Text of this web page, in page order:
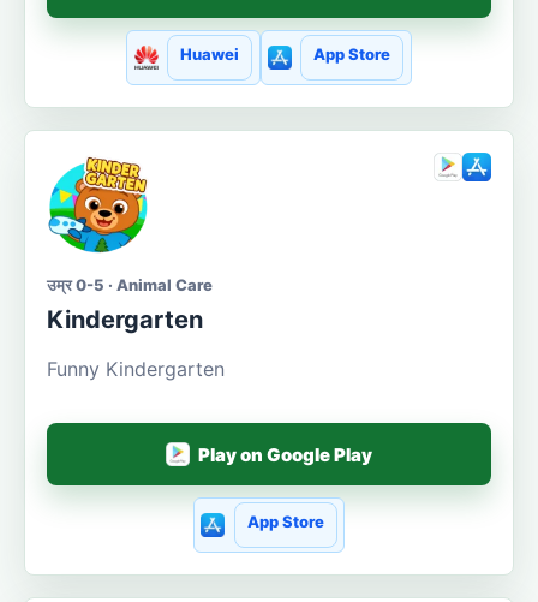
Huawei App Store
उम्र 0-5 · Animal Care
Kindergarten
Funny Kindergarten
Play on Google Play
App Store